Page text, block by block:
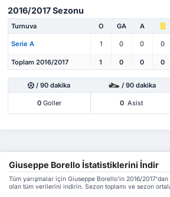
2016/2017 Sezonu
Turnuva O GA A
Serie A 1 0 0 0
Toplam 2016/2017 1 0 0 0
/ 90 dakika / 90 dakika
0Goller 0 Asist
Giuseppe Borello İstatistiklerini İndir
Tüm yarışmalar için Giuseppe Borello'in 2016/
olan tüm verilerini indirin. Sezon toplamı ve sezon